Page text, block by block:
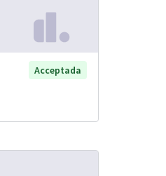
Acceptada